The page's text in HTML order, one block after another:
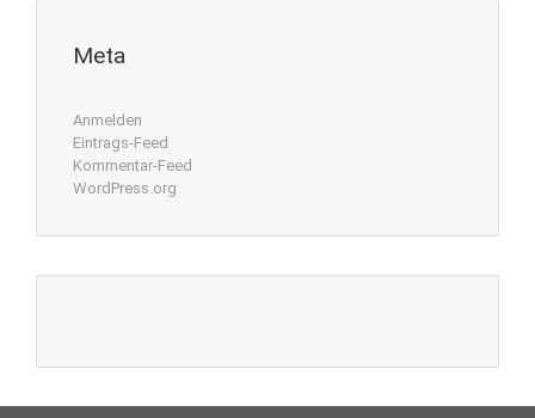
Meta
Anmelden
Eintrags-Feed
Kommentar-Feed
WordPress.org